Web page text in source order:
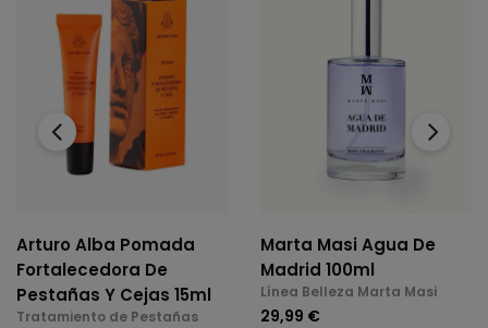
Arturo Alba Pomada
Fortalecedora De
Pestañas Y Cejas 15ml
Tratamiento de Pestañas
Marta Masi Agua De
Madrid 100ml
Línea Belleza Marta Masi
29,99 €
‹ ›